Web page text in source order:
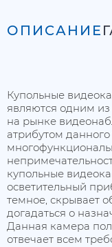
ОПИСАНИЕ
Купольные
являются одним
на рынке
атрибутом данного
купольные
осветительный
темное, скрывает
догадаться о
Данная камера
отвечает всем